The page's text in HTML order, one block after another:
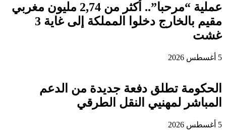
عملية “مرحبا”.. أكثر من 2,74 مليون مغربي
مقيم بالخارج دخلوا المملكة إلى غاية 3
غشت
5 أغسطس 2026
الحكومة تطلق دفعة جديدة من الدعم
المباشر لمهنيي النقل الطرقي
5 أغسطس 2026